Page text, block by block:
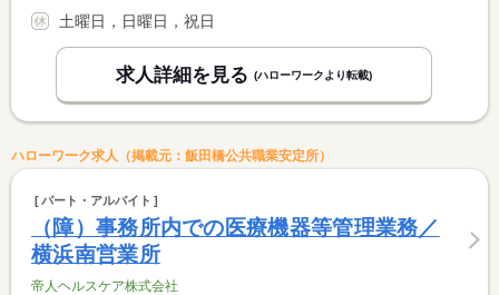
土曜日，日曜日，祝日
求人詳細を見る (ハローワークより転載)
ハローワーク求人（掲載元：飯田橋公共職業安定所）
パート・アルバイト
（障）事務所内での医療機器等管理業務／
横浜南営業所
帝人ヘルスケア株式会社